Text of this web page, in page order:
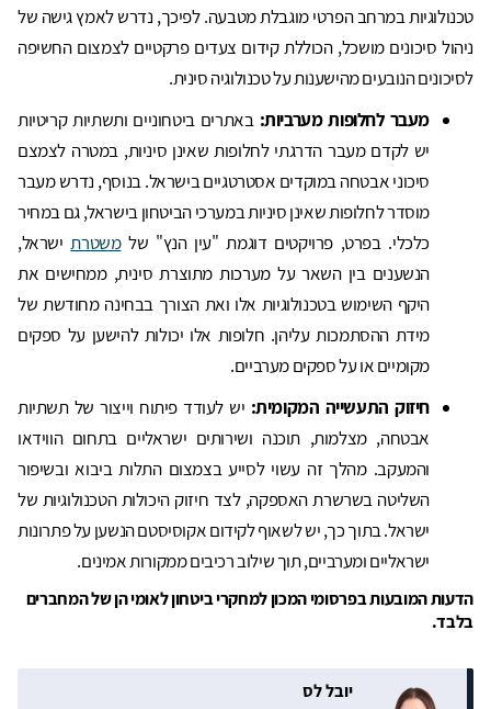
טכנולוגיות במרחב הפרטי מוגבלת מטבעה. לפיכך, נדרש לאמץ גישה של
ניהול סיכונים מושכל, הכוללת קידום צעדים פרקטיים לצמצום החשיפה
לסיכונים הנובעים מהישענות על טכנולוגיה סינית.
מעבר לחלופות מערביות: באתרים ביטחוניים ותשתיות קריטיות
יש לקדם מעבר הדרגתי לחלופות שאינן סיניות, במטרה לצמצם
סיכוני אבטחה במוקדים אסטרטגיים בישראל. בנוסף, נדרש מעבר
מוסדר לחלופות שאינן סיניות במערכי הביטחון בישראל, גם במחיר
כלכלי. בפרט, פרויקטים דוגמת "עין הנץ" שלמשטרתישראל,
הנשענים בין השאר על מערכות מתוצרת סינית, ממחישים את
היקף השימוש בטכנולוגיות אלו ואת הצורך בבחינה מחודשת של
מידת ההסתמכות עליהן. חלופות אלו יכולות להישען על ספקים
מקומיים או על ספקים מערביים.
חיזוק התעשייה המקומית: יש לעודד פיתוח וייצור של תשתיות
אבטחה, מצלמות, תוכנה ושירותים ישראליים בתחום הווידאו
והמעקב. מהלך זה עשוי לסייע בצמצום התלות ביבוא ובשיפור
השליטה בשרשרת האספקה, לצד חיזוק היכולות הטכנולוגיות של
ישראל. בתוך כך, יש לשאוף לקידום אקוסיסטם הנשען על פתרונות
ישראליים ומערביים, תוך שילוב רכיבים ממקורות אמינים.
הדעות המובעות בפרסומי המכון למחקרי ביטחון לאומי הן של המחברים
בלבד.
יובל לס